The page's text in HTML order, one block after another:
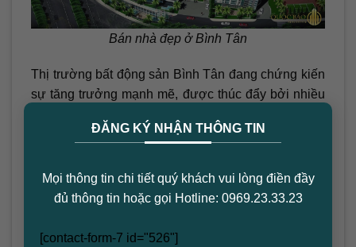
ĐĂNG KÝ NHẬN THÔNG TIN
Mọi thông tin chi tiết quý khách vui lòng điền đầy
đủ thông tin hoặc gọi Hotline: 0969.23.33.23
[contact-form-7 id="526"]
Bán nhà đẹp ở Bình Tân
Thị trường bất động sản Bình Tân đang chứng kiến
sự tăng trưởng mạnh mẽ, được thúc đẩy bởi nhiều
đất trung tâm khan hiếm và giá cả leo thang, Bình
Tân trở thành lựa chọn hấp dẫn với không gian
Hạ tầng tiện ích đồng bộ: